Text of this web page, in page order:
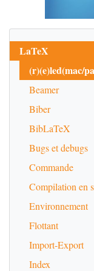
ou
diz:
LaTeX
(r)(e)led(mac/
Beamer
Biber
BibLaTeX
Bugs et debugs
Commande
Compilation en
Environnement
Flottant
Import-Export
Index